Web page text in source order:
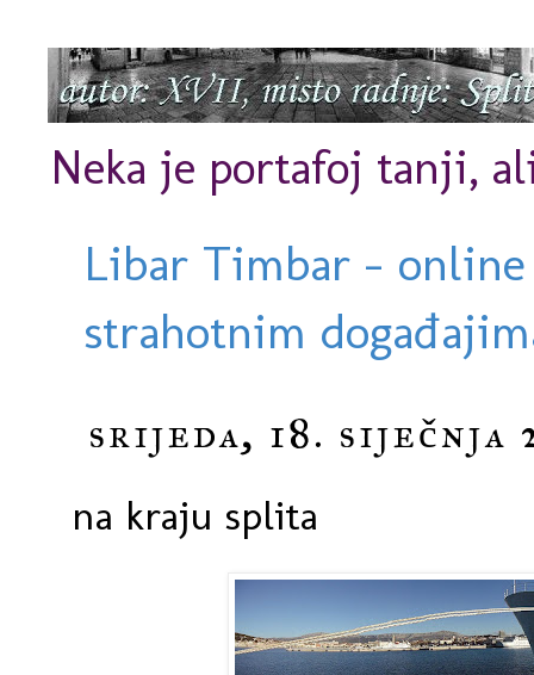
Neka je portafoj tanji,
Libar Timbar -
strahotnim
srijeda, 18. siječnja
na kraju splita